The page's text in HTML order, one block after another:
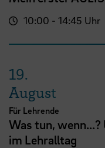
10:00 - 14:45 Uhr
19.
August
Für Lehrende
Was tun,
im Lehralltag